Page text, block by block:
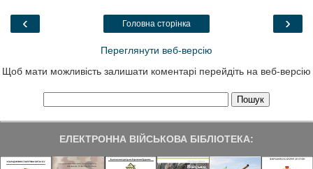
o
a
‹ ›
Головна сторінка
Переглянути веб-версію
Щоб мати можливість залишати коментарі перейдіть на веб-версію
ЕЛЕКТРОННА ВІЙСЬКОВА БІБЛІОТЕКА: